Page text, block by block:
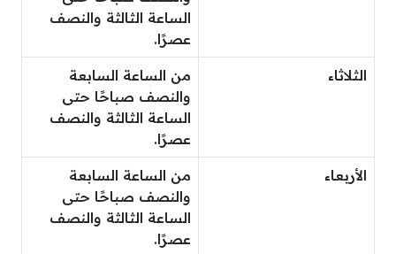
الساعة الثالثة والنصف
عصرًا.
الثلاثاء
من الساعة السابعة
والنصف صباحًا حتى
الساعة الثالثة والنصف
عصرًا.
الأربعاء
من الساعة السابعة
والنصف صباحًا حتى
الساعة الثالثة والنصف
عصرًا.